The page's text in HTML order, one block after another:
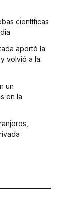
científicas
aportó la
volvió a la
un
en la